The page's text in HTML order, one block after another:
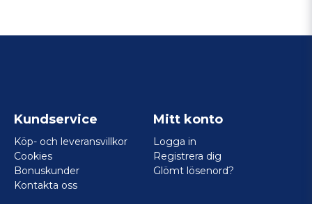
Kundservice
Köp- och leveransvillkor
Cookies
Bonuskunder
Kontakta oss
Mitt konto
Logga in
Registrera dig
Glömt lösenord?